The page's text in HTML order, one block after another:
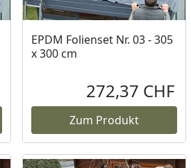
EPDM Folienset Nr. 03 - 305
x 300 cm
272,37 CHF
Zum Produkt